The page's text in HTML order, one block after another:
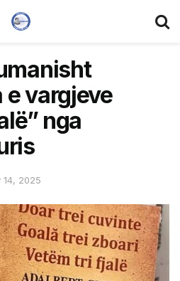
vargjeve
nga
14, 2025